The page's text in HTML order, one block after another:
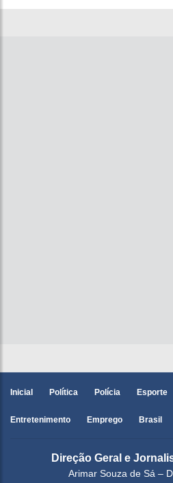
Inicial Política Polícia Esporte
Entretenimento Emprego Brasil
Direção Geral e
Arimar Souza de Sá –